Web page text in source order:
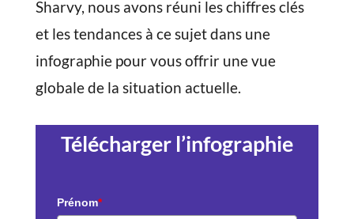
Sharvy, nous avons réuni les chiffres clés
et les tendances à ce sujet dans une
infographie pour vous offrir une vue
globale de la situation actuelle.
Télécharger l’infographie
Prénom*